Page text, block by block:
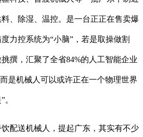
、除湿、温控。是一台正正在售卖爆
力控系统为“小脑”，若是取操做割
撰，汇聚了全省84%的人工智能企业
是机械人可以或许正在一个物理世界
送机械人，提起广东，其实有不少